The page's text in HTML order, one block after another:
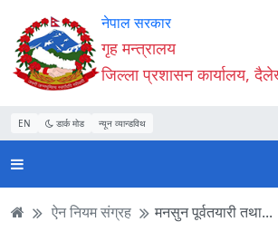
Accessibility
Mode
सुरु
गर्नुहोस्
सामाग्री
पढ्नुहाेस्
नेभिगेसन
पढ्नुहाेस्
वेबसाइट
खोजमा
जानुहोस्
नेपाल सरकार
गृह मन्त्रालय
जिल्ला प्रशासन कार्यालय,
EN डार्क मोड न्यून व्यान्डविथ
ऐन नियम संग्रह मनसुन पूर्वतयारी तथा...